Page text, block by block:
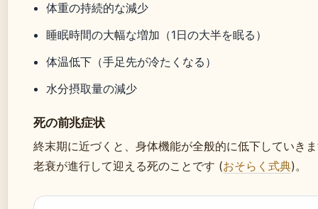
体重の持続的な減少
睡眠時間の大幅な増加（1日の大半を眠る）
体温低下（手足先が冷たくなる）
水分摂取量の減少
死の前兆症状
終末期に近づくと、身体機能が全般的に低下していき
老衰が進行して迎える死のことです (おそらく式典)。